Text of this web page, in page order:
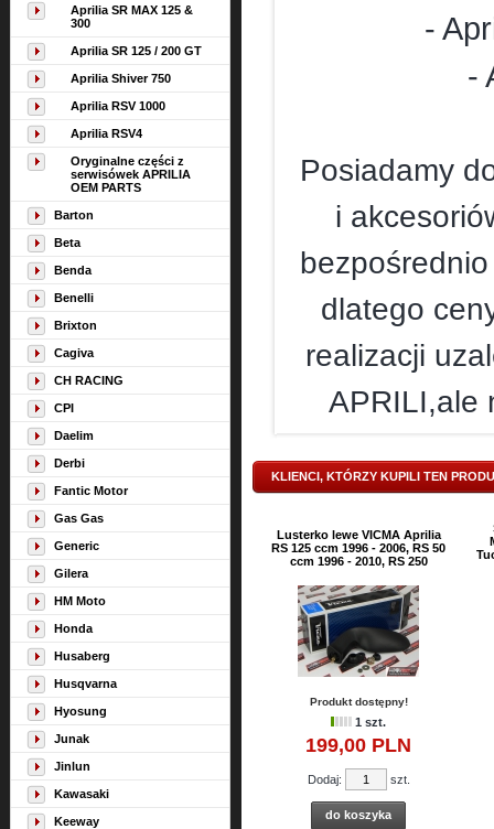
Aprilia SR MAX 125 &
300
Aprilia SR 125 / 200 GT
Aprilia Shiver 750
Aprilia RSV 1000
Aprilia RSV4
Oryginalne części z
serwisówek APRILIA
OEM PARTS
Barton
Beta
Benda
Benelli
Brixton
Cagiva
CH RACING
CPI
Daelim
Derbi
Fantic Motor
Gas Gas
Generic
Gilera
HM Moto
Honda
Husaberg
Husqvarna
Hyosung
Junak
Jinlun
Kawasaki
Keeway
-
-
Posiadamy
i
dlatego
realizacji
APRILI,ale
KLIENCI, KTÓRZY KUPILI TEN
Lusterko lewe VICMA Aprilia
RS 125 ccm 1996 - 2006, RS 50
ccm 1996 - 2010, RS 250
Produkt dostępny!
1 szt.
199,00 PLN
Dodaj: szt.
do koszyka